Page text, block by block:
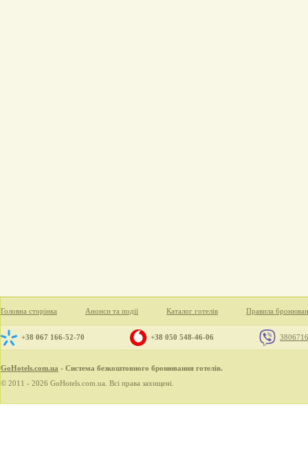
Головна сторінка Анонси та події Каталог готелів Правила
+38 067 166-52-70 +38 050 548-46-06
GoHotels.com.ua - Система безкоштовного бронювання готелів.
© 2011 - 2026 GoHotels.com.ua. Всі права захищені.